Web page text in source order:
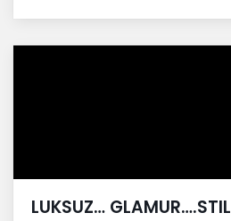
LUKSUZ… GLAMUR….STIL